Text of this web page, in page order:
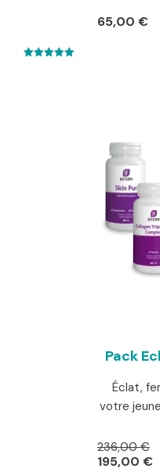
65,00 €
Pack
Éclat,
votre
236,00€Le
195,00 €